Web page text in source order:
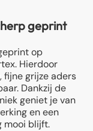
geprint
op
Hierdoor
grijze aders
Dankzij de
geniet je van
en een
mooi blijft.